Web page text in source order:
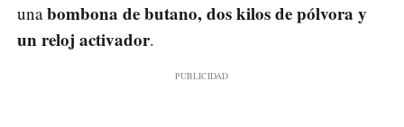
unabombona de butano, dos kilos de pólvora y
un reloj activador.